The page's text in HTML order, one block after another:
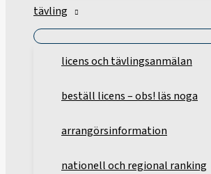
tävling
licens och tävlingsanmälan
beställ licens – obs! läs noga
arrangörsinformation
nationell och regional ranking